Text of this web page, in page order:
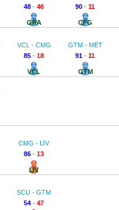
48 - 46
GRA
90 - 11
CFG
VCL - CMG
85 - 18
VCL
GTM - MET
91 - 11
GTM
CMG - IJV
86 - 13
IJV
SCU - GTM
54 - 47